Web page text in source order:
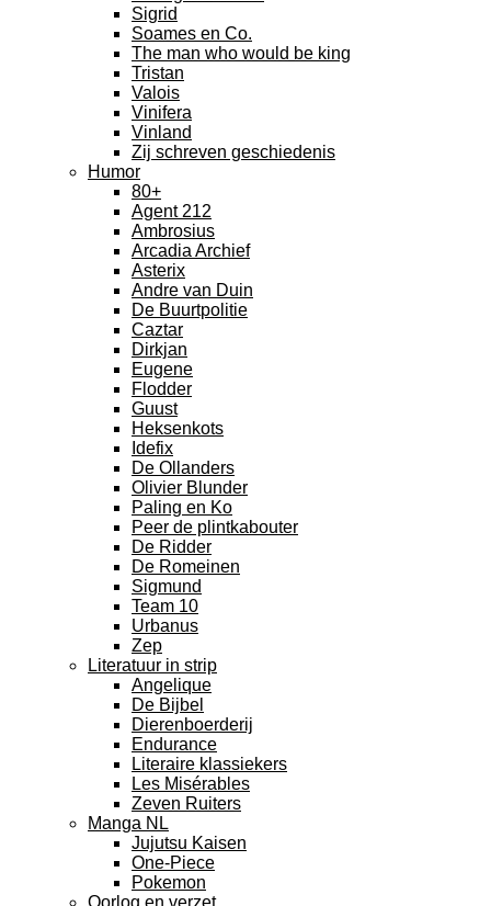
Sigrid
Soames en Co.
The man who would be king
Tristan
Valois
Vinifera
Vinland
Zij schreven geschiedenis
Humor
80+
Agent 212
Ambrosius
Arcadia Archief
Asterix
Andre van Duin
De Buurtpolitie
Caztar
Dirkjan
Eugene
Flodder
Guust
Heksenkots
Idefix
De Ollanders
Olivier Blunder
Paling en Ko
Peer de plintkabouter
De Ridder
De Romeinen
Sigmund
Team 10
Urbanus
Zep
Literatuur in strip
Angelique
De Bijbel
Dierenboerderij
Endurance
Literaire klassiekers
Les Misérables
Zeven Ruiters
Manga NL
Jujutsu Kaisen
One-Piece
Pokemon
Oorlog en verzet